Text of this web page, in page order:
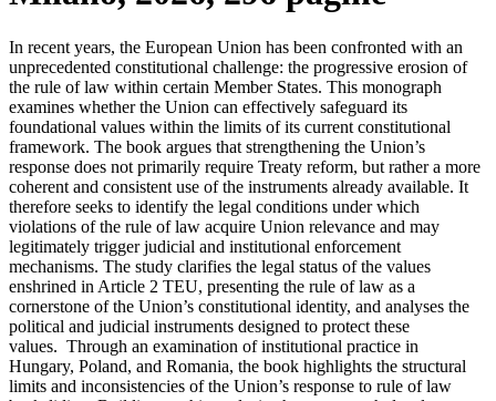
In recent years, the European Union has been confronted with an
unprecedented constitutional challenge: the progressive erosion of
the rule of law within certain Member States. This monograph
examines whether the Union can effectively safeguard its
foundational values within the limits of its current constitutional
framework. The book argues that strengthening the Union’s
response does not primarily require Treaty reform, but rather a more
coherent and consistent use of the instruments already available. It
therefore seeks to identify the legal conditions under which
violations of the rule of law acquire Union relevance and may
legitimately trigger judicial and institutional enforcement
mechanisms. The study clarifies the legal status of the values
enshrined in Article 2 TEU, presenting the rule of law as a
cornerstone of the Union’s constitutional identity, and analyses the
political and judicial instruments designed to protect these
values. Through an examination of institutional practice in
Hungary, Poland, and Romania, the book highlights the structural
limits and inconsistencies of the Union’s response to rule of law